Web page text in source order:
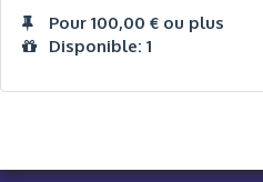
Pour 100,00 € ou plus
Disponible: 1